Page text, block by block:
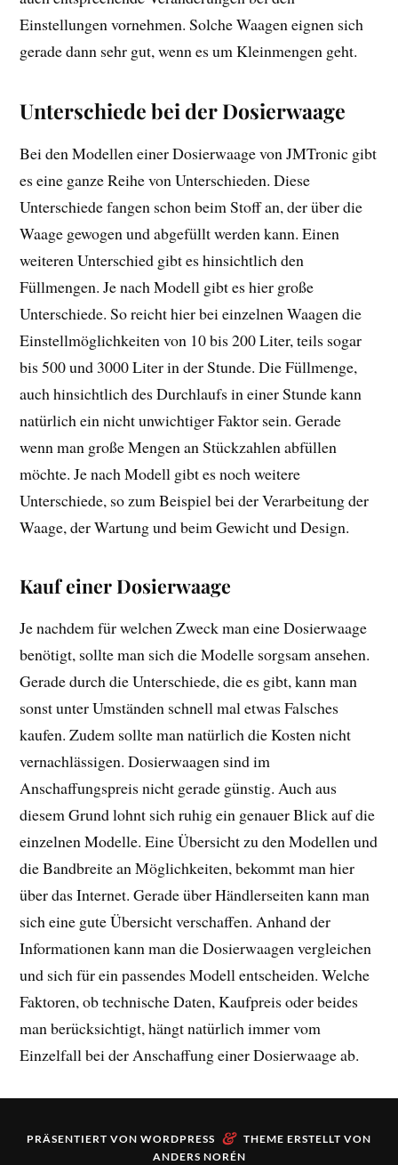
Einstellungen vornehmen. Solche Waagen eignen sich
gerade dann sehr gut, wenn es um Kleinmengen geht.
Unterschiede bei der Dosierwaage
Bei den Modellen einer Dosierwaage von JMTronic gibt
es eine ganze Reihe von Unterschieden. Diese
Unterschiede fangen schon beim Stoff an, der über die
Waage gewogen und abgefüllt werden kann. Einen
weiteren Unterschied gibt es hinsichtlich den
Füllmengen. Je nach Modell gibt es hier große
Unterschiede. So reicht hier bei einzelnen Waagen die
Einstellmöglichkeiten von 10 bis 200 Liter, teils sogar
bis 500 und 3000 Liter in der Stunde. Die Füllmenge,
auch hinsichtlich des Durchlaufs in einer Stunde kann
natürlich ein nicht unwichtiger Faktor sein. Gerade
wenn man große Mengen an Stückzahlen abfüllen
möchte. Je nach Modell gibt es noch weitere
Unterschiede, so zum Beispiel bei der Verarbeitung der
Waage, der Wartung und beim Gewicht und Design.
Kauf einer Dosierwaage
Je nachdem für welchen Zweck man eine Dosierwaage
benötigt, sollte man sich die Modelle sorgsam ansehen.
Gerade durch die Unterschiede, die es gibt, kann man
sonst unter Umständen schnell mal etwas Falsches
kaufen. Zudem sollte man natürlich die Kosten nicht
vernachlässigen. Dosierwaagen sind im
Anschaffungspreis nicht gerade günstig. Auch aus
diesem Grund lohnt sich ruhig ein genauer Blick auf die
einzelnen Modelle. Eine Übersicht zu den Modellen und
die Bandbreite an Möglichkeiten, bekommt man hier
über das Internet. Gerade über Händlerseiten kann man
sich eine gute Übersicht verschaffen. Anhand der
Informationen kann man die Dosierwaagen vergleichen
und sich für ein passendes Modell entscheiden. Welche
Faktoren, ob technische Daten, Kaufpreis oder beides
man berücksichtigt, hängt natürlich immer vom
Einzelfall bei der Anschaffung einer Dosierwaage ab.
PRÄSENTIERT VON WORDPRESS & THEME ERSTELLT VON
ANDERS NORÉN